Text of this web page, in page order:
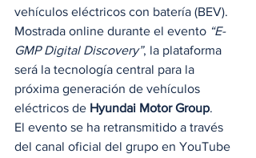
vehículos eléctricos con batería (BEV).
Mostrada online durante el evento “E-
GMP Digital Discovery”, la plataforma
será la tecnología central para la
próxima generación de vehículos
eléctricos de Hyundai Motor Group.
El evento se ha retransmitido a través
del canal oficial del grupo en YouTube